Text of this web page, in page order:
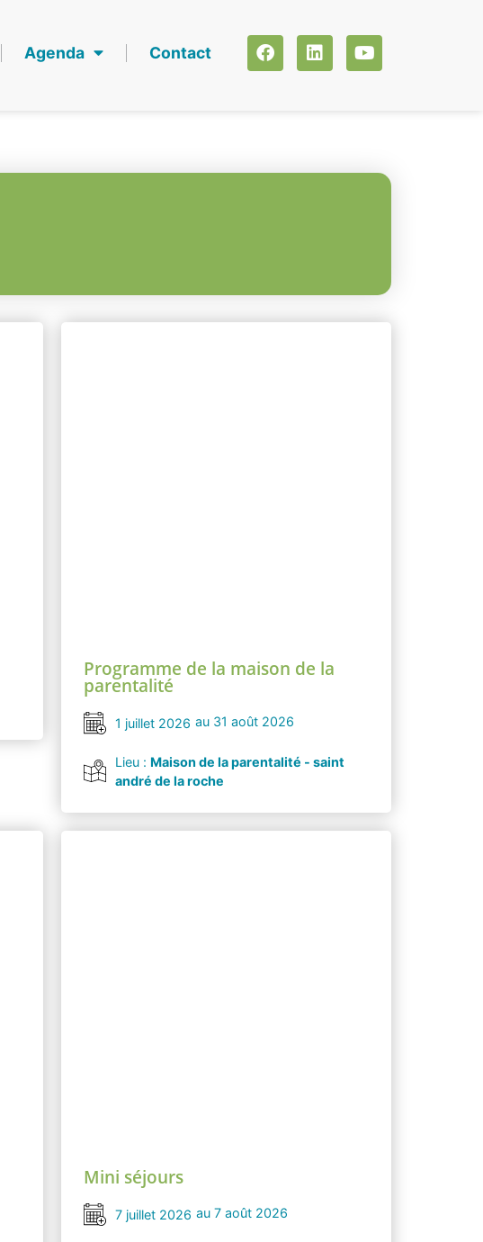
Agenda Contact
Programme de la maison de la
parentalité
1 juillet 2026 au 31 août 2026
Lieu : Maison de la parentalité - saint
andré de la roche
Mini séjours
7 juillet 2026 au 7 août 2026